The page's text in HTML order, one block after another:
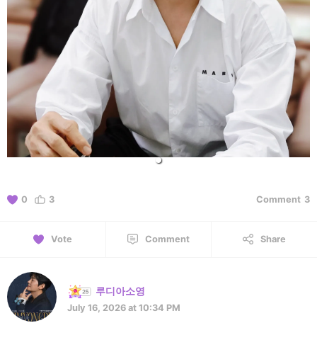
0 3 Comment 3
Vote Comment Share
루디아소영
July 16, 2026 at 10:34 PM